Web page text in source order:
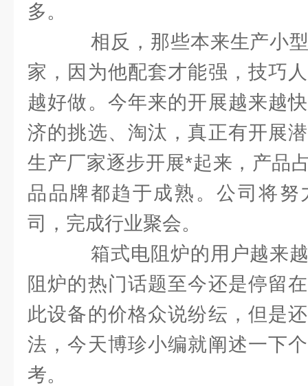
多。
相反，那些本来生产小
家，因为他配套才能强，技巧
越好做。今年来的开展越来越
济的挑选、淘汰，真正有开展
生产厂家逐步开展*起来，产品
品品牌都趋于成熟。公司将
司，完成行业聚会。
箱式电阻炉的用户越来
阻炉的热门话题至今还是停留
此设备的价格众说纷纭，但是
法，今天博珍小编就阐述一下
考。